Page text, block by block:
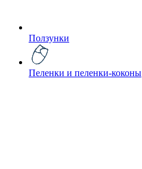
Ползунки
Пеленки и пеленки-коконы